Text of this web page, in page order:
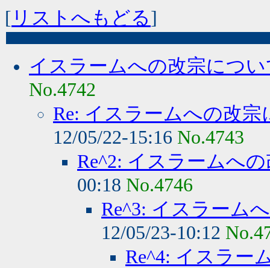
[ リストへもどる]
イスラームへの改宗につ
No.4742
Re: イスラームへの改
12/05/22-15:16 No.4743
Re^2: イスラームへ
00:18 No.4746
Re^3: イスラーム
12/05/23-10:12
Re^4: イスラー